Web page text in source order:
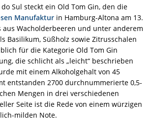
Sul steckt ein Old Tom Gin, den die
Manufaktur in Hamburg-Altona am 13.
aus Wacholderbeeren und unter anderem
Basilikum, Süßholz sowie Zitrusschalen
für die Kategorie Old Tom Gin
die schlicht als „leicht“ beschrieben
mit einem Alkoholgehalt von 45
entstanden 2700 durchnummerierte 0,5-
Mengen in drei verschiedenen
Seite ist die Rede von einem würzigen
milden Note.